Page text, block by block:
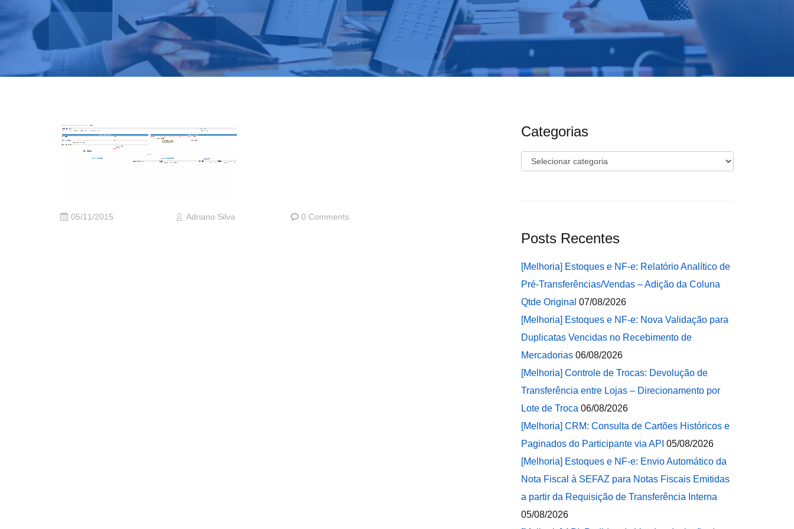
05/11/2015 Adriano Silva 0 Comments
Categorias
Categorias
Posts Recentes
[Melhoria] Estoques e NF-e: Relatório Analítico de
Pré-Transferências/Vendas – Adição da Coluna
Qtde Original 07/08/2026
[Melhoria] Estoques e NF-e: Nova Validação para
Duplicatas Vencidas no Recebimento de
Mercadorias 06/08/2026
[Melhoria] Controle de Trocas: Devolução de
Transferência entre Lojas – Direcionamento por
Lote de Troca 06/08/2026
[Melhoria] CRM: Consulta de Cartões Históricos e
Paginados do Participante via API 05/08/2026
[Melhoria] Estoques e NF-e: Envio Automático da
Nota Fiscal à SEFAZ para Notas Fiscais Emitidas
a partir da Requisição de Transferência Interna
05/08/2026